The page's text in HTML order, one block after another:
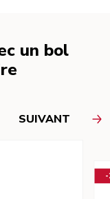
un bol
SUIVANT
-